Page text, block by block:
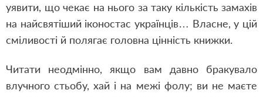
уявити, що чекає на нього за таку кількість замахів
на найсвятіший іконостас українців… Власне, у цій
сміливості й полягає головна цінність книжки.
Читати неодмінно, якщо вам давно бракувало
влучного стьобу, хай і на межі фолу; ви не маєте